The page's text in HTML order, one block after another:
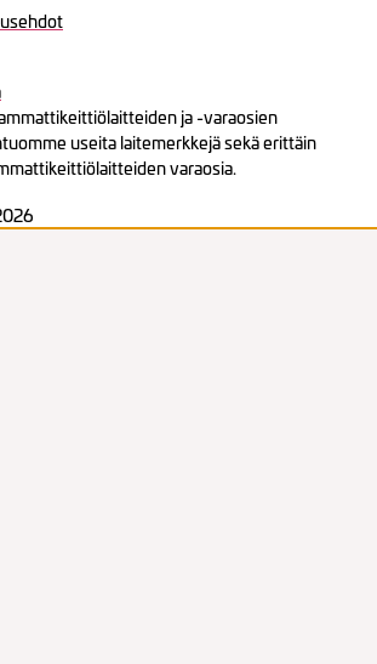
ja -varaosien
useita laitemerkkejä sekä erittäin
varaosia.